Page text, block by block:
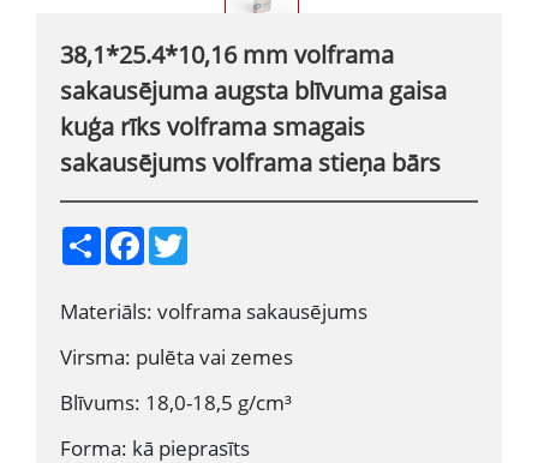
38,1*25.4*10,16 mm volframa
sakausējuma augsta blīvuma gaisa
kuģa rīks volframa smagais
sakausējums volframa stieņa bārs
S
h
e
F
b
o
k
T
t
r
Materiāls: volframa sakausējums
Virsma: pulēta vai zemes
Blīvums: 18,0-18,5 g/cm³
Forma: kā pieprasīts